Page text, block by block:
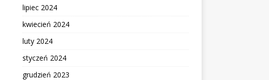
lipiec 2024
kwiecień 2024
luty 2024
styczeń 2024
grudzień 2023